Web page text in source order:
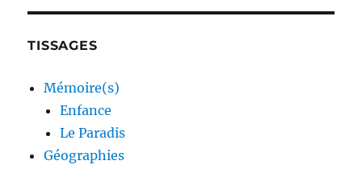
TISSAGES
Mémoire(s)
Enfance
Le Paradis
Géographies